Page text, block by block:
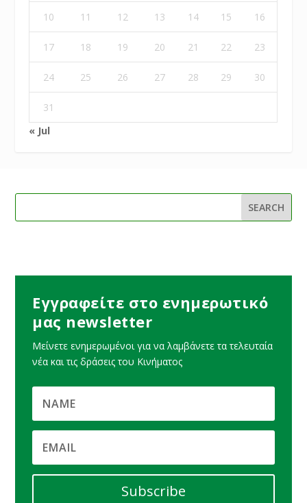
10 11 12 13 14 15 16
17 18 19 20 21 22 23
24 25 26 27 28 29 30
31
« Jul
Εγγραφείτε στο ενημερωτικό
μας newsletter
Μείνετε ενημερωμένοι για να λαμβάνετε τα τελευταία
νέα και τις δράσεις του Κινήματος
Subscribe